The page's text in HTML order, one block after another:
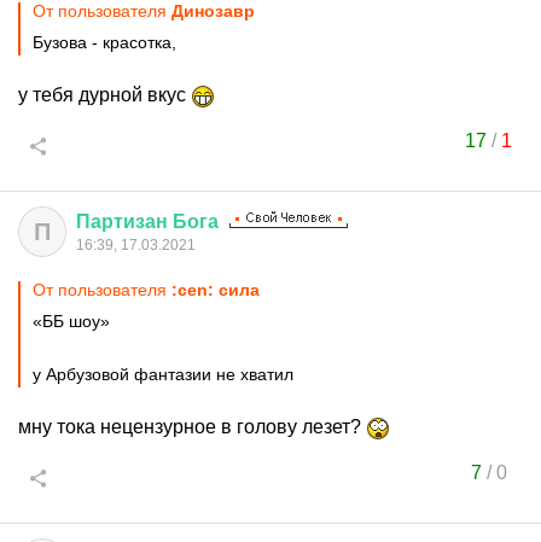
От пользователя Динозавp
Бузова - красотка,
у тебя дурной вкус
17 / 1
П Партизан Бога
16:39, 17.03.2021
От пользователя :cen: сила
«ББ шоу»
у Арбузовой фантазии не хватил
мну тока нецензурное в голову лезет?
7/0